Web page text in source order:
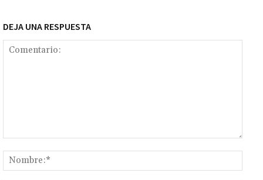
DEJA UNA RESPUESTA